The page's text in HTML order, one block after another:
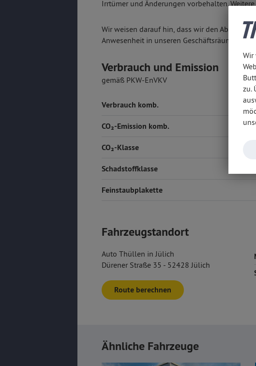
Irrtümer und Änderungen vorbehalten.
Wir weisen darauf hin, dass wir den
Anwesenheit in unseren Geschäftsräumen
Verbrauch und Emission
gemäß PKW-EnVKV
Verbrauch komb.
CO₂-Emission komb.
CO₂-Klasse
Schadstoffklasse
Feinstaubplakette
Fahrzeugstandort
Auto Thüllen in Jülich
Dürener Straße 35 - 52428 Jülich
Route berechnen
Ähnliche Fahrzeuge
Wir
zu.